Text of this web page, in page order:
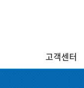
고객센터